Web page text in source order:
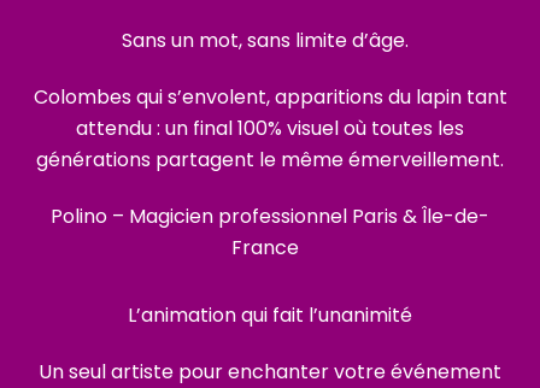
Sans un mot, sans limite d’âge.
Colombes qui s’envolent, apparitions du lapin tant
attendu : un final 100% visuel où toutes les
générations partagent le même émerveillement.
Polino – Magicien professionnel Paris & Île-de-
France
L’animation qui fait l’unanimité
Un seul artiste pour enchanter votre événement